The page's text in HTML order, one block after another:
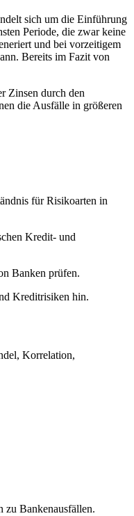
sich um die Einführung
Periode, die zwar keine
und bei vorzeitigem
Bereits im Fazit von
Zinsen durch den
die Ausfälle in größeren
für Risikoarten in
Kredit- und
Banken prüfen.
Kreditrisiken hin.
Korrelation,
zu Bankenausfällen.